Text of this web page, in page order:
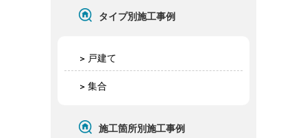
タイプ別施工事例
戸建て
集合
施工箇所別施工事例